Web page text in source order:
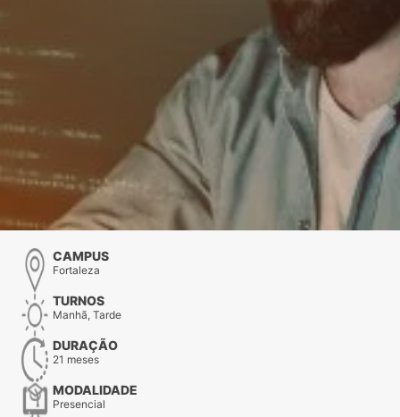
CAMPUS
Fortaleza
TURNOS
Manhã, Tarde
DURAÇÃO
21 meses
MODALIDADE
Presencial